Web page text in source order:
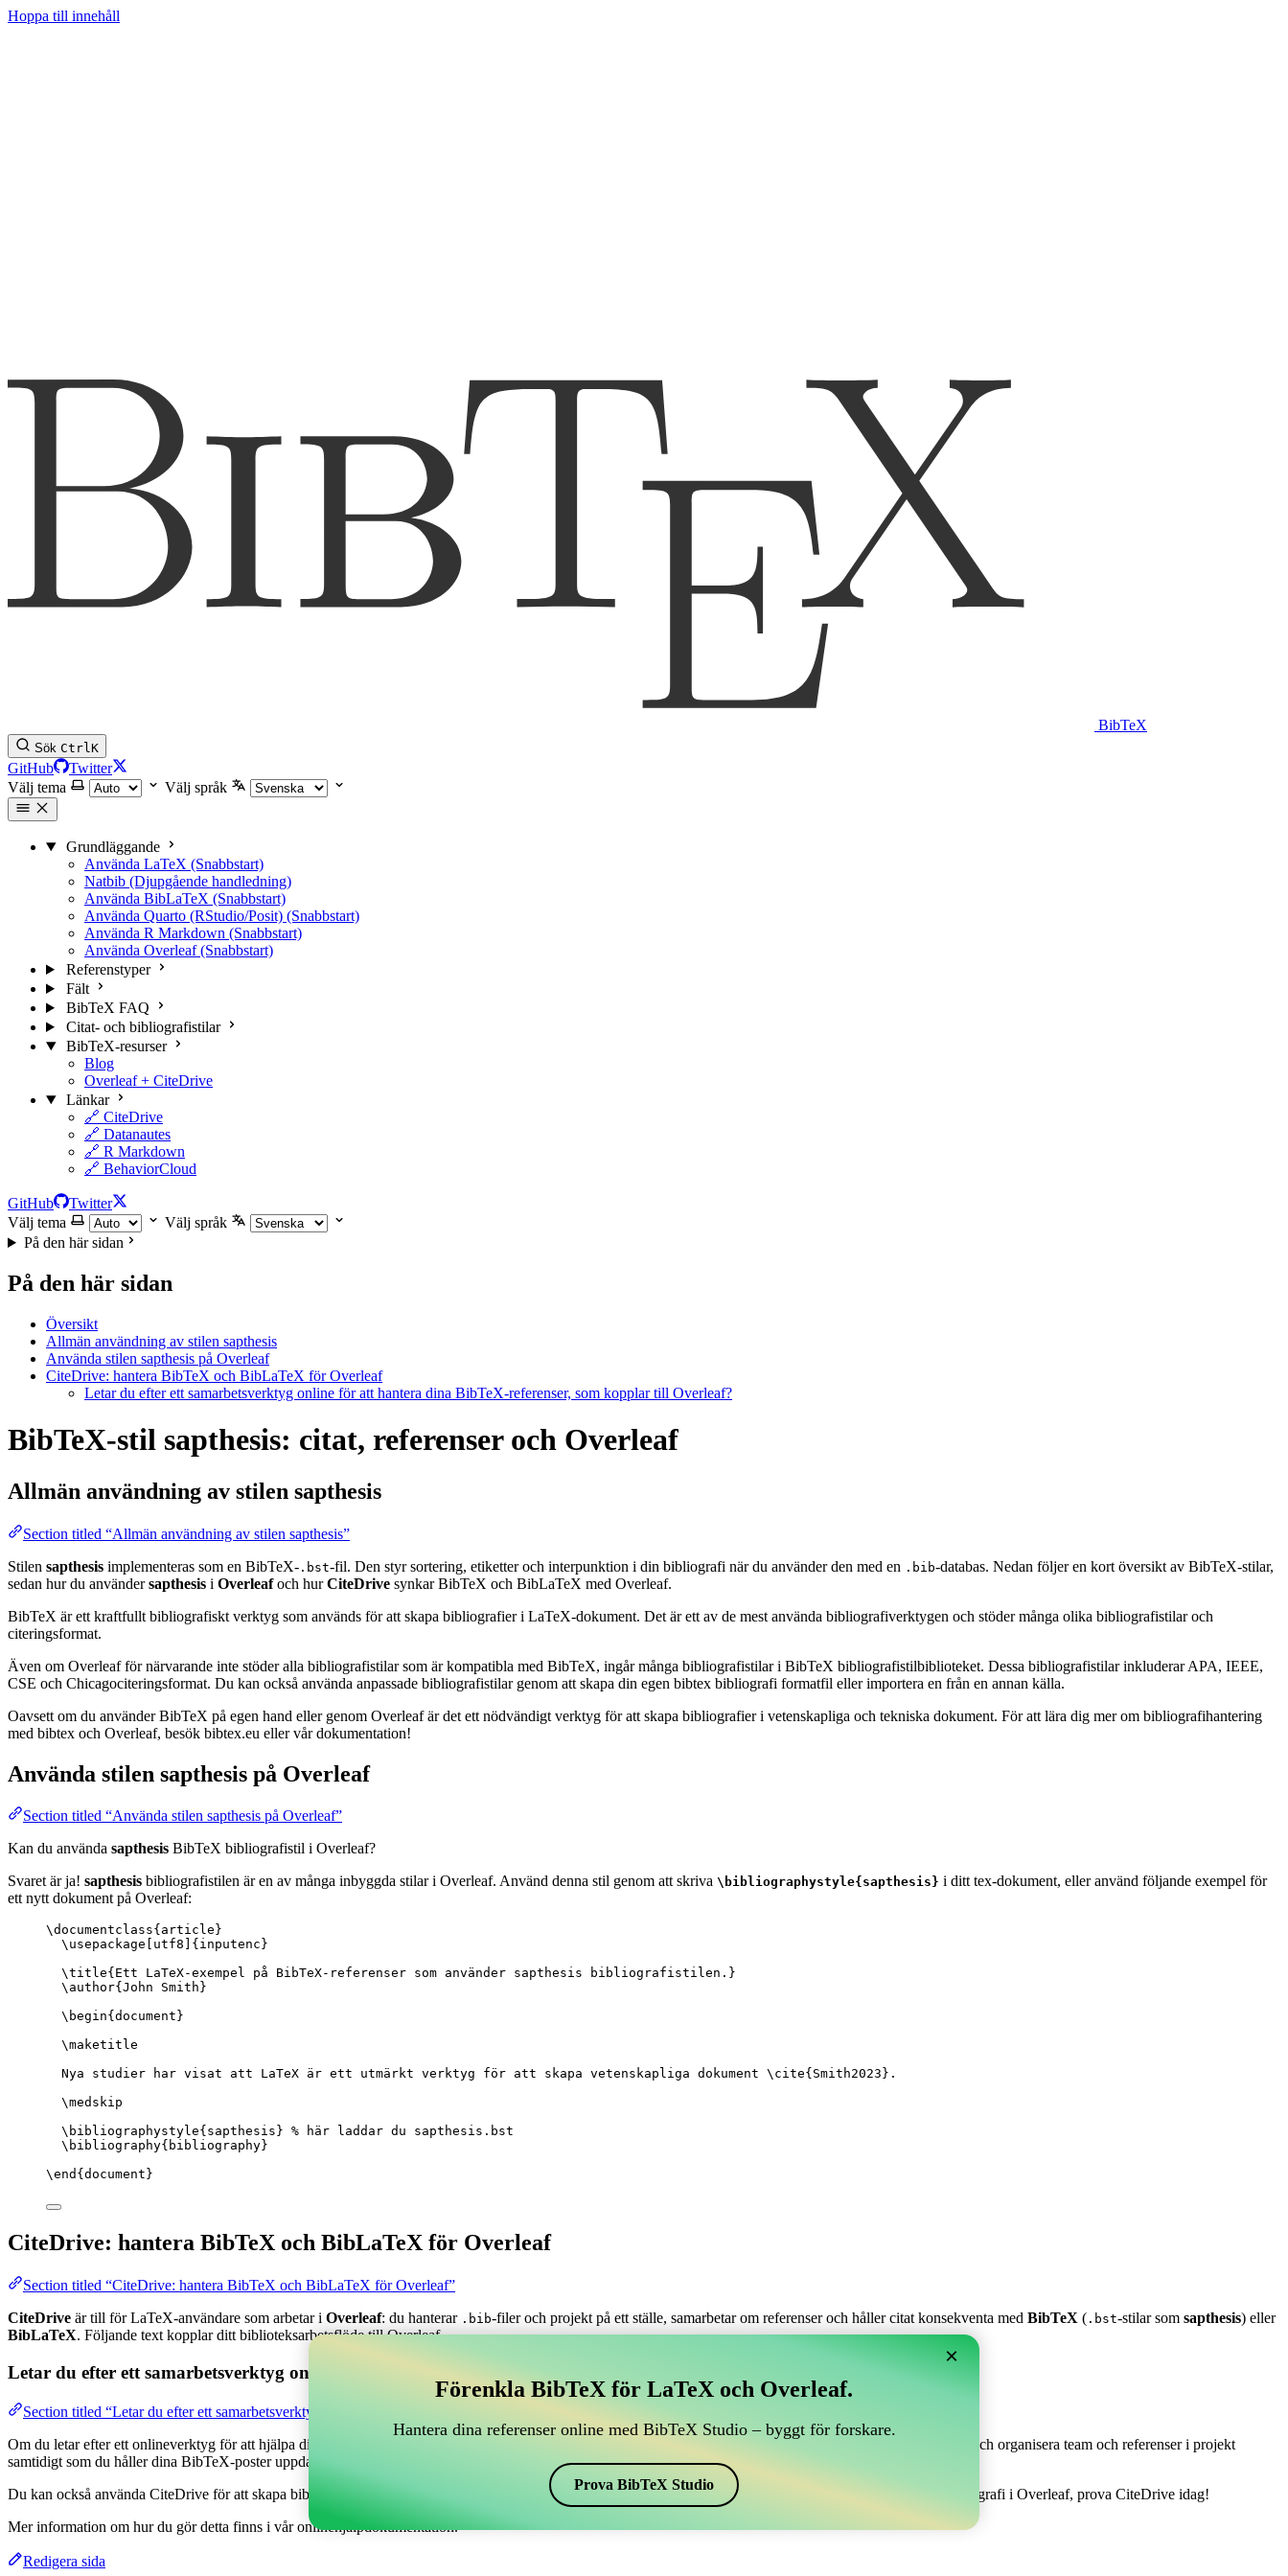
Hoppa till innehåll
BibTeX
Sök CtrlK
GitHub
Twitter
Välj tema
Välj språk
Grundläggande
Använda LaTeX (Snabbstart)
Natbib (Djupgående handledning)
Använda BibLaTeX (Snabbstart)
Använda Quarto (RStudio/Posit) (Snabbstart)
Använda R Markdown (Snabbstart)
Använda Overleaf (Snabbstart)
Referenstyper
Fält
BibTeX FAQ
Citat- och bibliografistilar
BibTeX-resurser
Blog
Overleaf + CiteDrive
Länkar
🔗 CiteDrive
🔗 Datanautes
🔗 R Markdown
🔗 BehaviorCloud
GitHub
Twitter
Välj tema
Välj språk
På den här sidan
På den här sidan
Översikt
Allmän användning av stilen sapthesis
Använda stilen sapthesis på Overleaf
CiteDrive: hantera BibTeX och BibLaTeX för Overleaf
Letar du efter ett samarbetsverktyg online för att hantera dina BibTeX-referenser, som kopplar till Overleaf?
BibTeX-stil sapthesis: citat, referenser och Overleaf
Allmän användning av stilen sapthesis
Section titled “Allmän användning av stilen sapthesis”
Stilen sapthesis implementeras som en BibTeX- .bst-fil. Den styr sortering, etiketter och interpunktion i din bibliografi när du använder den med en .bib-databas. Nedan följer en kort översikt av BibTeX-stilar,
sedan hur du användersapthesis i Overleafoch hurCiteDrive synkar BibTeX och BibLaTeX med Overleaf.
BibTeX är ett kraftfullt bibliografiskt verktyg som används för att skapa bibliografier i LaTeX-dokument. Det är ett av de mest använda bibliografiverktygen och stöder många olika bibliografistilar och
citeringsformat.
Även om Overleaf för närvarande inte stöder alla bibliografistilar som är kompatibla med BibTeX, ingår många bibliografistilar i BibTeX bibliografistilbiblioteket. Dessa bibliografistilar inkluderar APA, IEEE,
CSE och Chicagociteringsformat. Du kan också använda anpassade bibliografistilar genom att skapa din egen bibtex bibliografi formatfil eller importera en från en annan källa.
Oavsett om du använder BibTeX på egen hand eller genom Overleaf är det ett nödvändigt verktyg för att skapa bibliografier i vetenskapliga och tekniska dokument. För att lära dig mer om bibliografihantering
med bibtex och Overleaf, besök bibtex.eu eller vår dokumentation!
Använda stilen sapthesis på Overleaf
Section titled “Använda stilen sapthesis på Overleaf”
Kan du använda sapthesis BibTeX bibliografistil i Overleaf?
Svaret är ja! sapthesis bibliografistilen är en av många inbyggda stilar i Overleaf. Använd denna stil genom att skriva \bibliographystyle{sapthesis} i ditt tex-dokument, eller använd följande exempel för
ett nytt dokument på Overleaf:
\documentclass{ article }
\usepackage
utf8 ]{ inputenc }
\title{Ett LaTeX-exempel på BibTeX-referenser som använder sapthesis bibliografistilen.}
\author{John Smith}
\begin{ document }
\maketitle
Nya studier har visat att LaTeX är ett utmärkt verktyg för att skapa vetenskapliga dokument \cite{ Smith2023 }.
\medskip
\bibliographystyle{sapthesis} % här laddar du sapthesis.bst
\bibliography{bibliography}
\end { document }
CiteDrive: hantera BibTeX och BibLaTeX för Overleaf
Section titled “CiteDrive: hantera BibTeX och BibLaTeX för Overleaf”
CiteDrive är till för LaTeX-användare som arbetar i Overleaf: du hanterar .bib-filer och projekt på ett ställe, samarbetar om referenser och håller citat konsekventa med BibTeX ( .bst-stilar som sapthesis) eller
BibLaTeX. Följande text kopplar ditt biblioteksarbetsflöde till Overleaf.
Letar du efter ett samarbetsverktyg online för att hantera dina BibTeX-referenser, som kopplar till Overleaf?
Section titled “Letar du efter ett samarbetsverktyg online för att hantera dina BibTeX-referenser, som kopplar till Overleaf?”
Om du letar efter ett onlineverktyg för att hjälpa dig hantera dina referenser, citationer och bibliografi i Overleaf, kan CiteDrive vara perfekt! Det låter dig samla och organisera team och referenser i projekt
samtidigt som du håller dina BibTeX-poster uppdaterade i ditt Overleaf-projekt.
Du kan också använda CiteDrive för att skapa bibliografier och citationer i olika stilar, inklusive sapthesis. Så om du letar efter ett enkelt sätt att hantera din bibliografi i Overleaf, prova CiteDrive idag!
Mer information om hur du gör detta finns i vår onlinehjälpdokumentation.
Redigera sida
×
Förenkla BibTeX för LaTeX och Overleaf.
Hantera dina referenser online med BibTeX Studio – byggt för forskare.
Prova BibTeX Studio